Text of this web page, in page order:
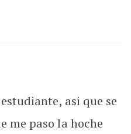
asi que se
me paso la hoche